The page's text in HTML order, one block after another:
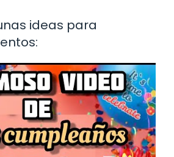
ideas para